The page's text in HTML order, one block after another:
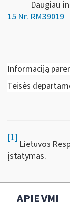
Daugiau
15 Nr. RM39019
Informaciją
Teisės
[1]
Lietuvos
įstatymas.
APIE VMI